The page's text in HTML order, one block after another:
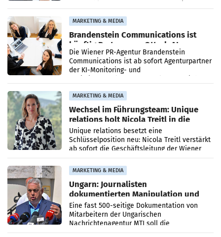
MARKETING & MEDIA
Brandenstein Communications ist
künftig Partner von OtterlyAI
Die Wiener PR-Agentur Brandenstein
Communications ist ab sofort Agenturpartner
der KI-Monitoring- und
MARKETING & MEDIA
Wechsel im Führungsteam: Unique
relations holt Nicola Treitl in die
Geschäftsleitung
Unique relations besetzt eine
Schlüsselposition neu: Nicola Treitl verstärkt
ab sofort die Geschäftsleitung der Wiener
PR-Agentur an der Seite von Josef Kalina und
Anna Kalina-Mahr.
MARKETING & MEDIA
Ungarn: Journalisten
dokumentierten Manipulation und
Zensur
Eine fast 500-seitige Dokumentation von
Mitarbeitern der Ungarischen
Nachrichtenagentur MTI soll die
systematische Nachrichten-Manipulation und